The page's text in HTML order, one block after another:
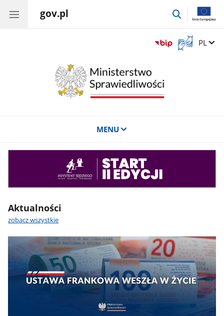
gov.pl
przejdź
Otwórz
okno
Zmień
PL
MENU
Aktualności
zobacz wszystkie